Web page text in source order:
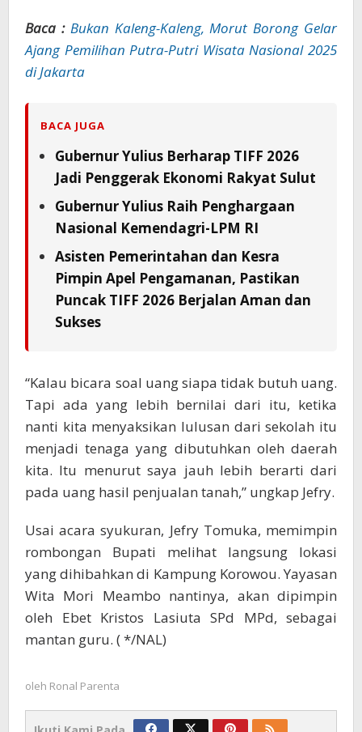
Baca : Bukan Kaleng-Kaleng, Morut Borong Gelar
Ajang Pemilihan Putra-Putri Wisata Nasional 2025
di Jakarta
BACA JUGA
Gubernur Yulius Berharap TIFF 2026
Jadi Penggerak Ekonomi Rakyat Sulut
Gubernur Yulius Raih Penghargaan
Nasional Kemendagri-LPM RI
Asisten Pemerintahan dan Kesra
Pimpin Apel Pengamanan, Pastikan
Puncak TIFF 2026 Berjalan Aman dan
Sukses
“Kalau bicara soal uang siapa tidak butuh uang.
Tapi ada yang lebih bernilai dari itu, ketika
nanti kita menyaksikan lulusan dari sekolah itu
menjadi tenaga yang dibutuhkan oleh daerah
kita. Itu menurut saya jauh lebih berarti dari
pada uang hasil penjualan tanah,” ungkap Jefry.
Usai acara syukuran, Jefry Tomuka, memimpin
rombongan Bupati melihat langsung lokasi
yang dihibahkan di Kampung Korowou. Yayasan
Wita Mori Meambo nantinya, akan dipimpin
oleh Ebet Kristos Lasiuta SPd MPd, sebagai
mantan guru. ( */NAL)
oleh Ronal Parenta